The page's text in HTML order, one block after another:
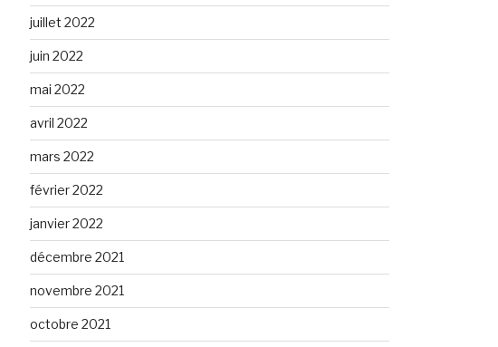
juillet 2022
juin 2022
mai 2022
avril 2022
mars 2022
février 2022
janvier 2022
décembre 2021
novembre 2021
octobre 2021